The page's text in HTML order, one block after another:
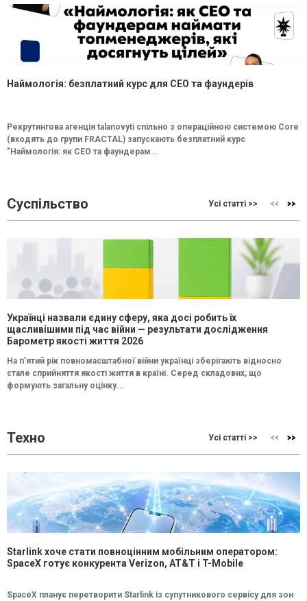
Наймологія: безплатний курс для CEO та фаундерів
Рекрутингова агенція talanovyti спільно з операційною системою Core
(входять до групи FRACTAL) запускають безплатний курс
"Наймологія: як СEO та фаундерам...
Суспільство Усі статті >>
Українці назвали єдину сферу, яка досі робить їх
щасливішими під час війни — результати дослідження
Барометр якості життя 2026
На п’ятий рік повномасштабної війни українці зберігають відносно
стале сприйняття якості життя в країні. Серед складових, що
формують загальну оцінку...
Техно Усі статті >>
Starlink хоче стати повноцінним мобільним оператором:
SpaceX готує конкурента Verizon, AT&T і T-Mobile
SpaceX планує перетворити Starlink із супутникового сервісу для зон